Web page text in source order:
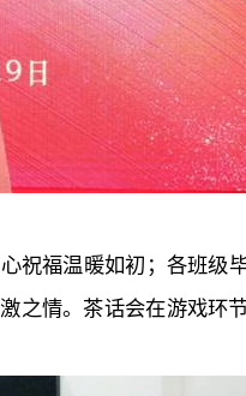
祝福温暖如初；各班级
情。茶话会在游戏环